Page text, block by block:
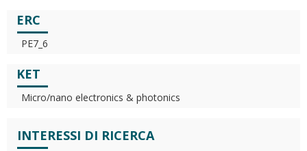
ERC
PE7_6
KET
Micro/nano electronics & photonics
INTERESSI DI RICERCA